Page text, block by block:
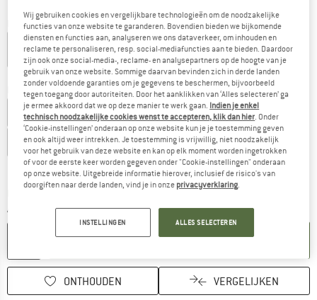
Kleur:Black
-15%
Kies een maat:
EU36 EU37 EU38 EU39 EU40,5 EU
EU43 EU44 EU45/46 EU47
Maattabel
Levertijd: 3-5 werkdagen
De link wordt geopend in een infovak en bevat
Aantal:
IN DE WINKELMAND
ONTHOUDEN VERGELIJKEN
Wij gebruiken cookies en vergelijkbare technologieën om de noodzakelijke
functies van onze website te garanderen. Bovendien bieden we bijkomende
diensten en functies aan, analyseren we ons dataverkeer, om inhouden en
reclame te personaliseren, resp. social-mediafuncties aan te bieden. Daardoor
zijn ook onze social-media-, reclame- en analysepartners op de hoogte van je
gebruik van onze website. Sommige daarvan bevinden zich in derde landen
zonder voldoende garanties om je gegevens te beschermen, bijvoorbeeld
tegen toegang door autoriteiten. Door het aanklikken van ‘Alles selecteren’ ga
je ermee akkoord dat we op deze manier te werk gaan. Indien je enkel
technisch noodzakelijke cookies wenst te accepteren, klik dan hier. Onder
‘Cookie-instellingen’ onderaan op onze website kun je je toestemming geven
en ook altijd weer intrekken. Je toestemming is vrijwillig, niet noodzakelijk
voor het gebruik van deze website en kan op elk moment worden ingetrokken
of voor de eerste keer worden gegeven onder "Cookie-instellingen" onderaan
op onze website. Uitgebreide informatie hierover, inclusief de risico's van
doorgiften naar derde landen, vind je in onze privacyverklaring.
INSTELLINGEN ALLES SELECTEREN